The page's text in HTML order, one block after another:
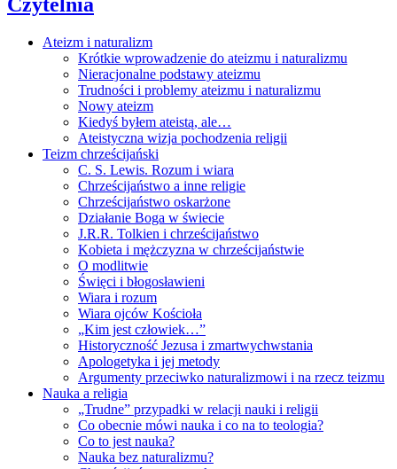
Ateizm i naturalizm
Krótkie wprowadzenie do ateizmu i naturalizmu
Nieracjonalne podstawy ateizmu
Trudności i problemy ateizmu i naturalizmu
Nowy ateizm
Kiedyś byłem ateistą, ale…
Ateistyczna wizja pochodzenia religii
Teizm chrześcijański
C. S. Lewis. Rozum i wiara
Chrześcijaństwo a inne religie
Chrześcijaństwo oskarżone
Działanie Boga w świecie
J.R.R. Tolkien i chrześcijaństwo
Kobieta i mężczyzna w chrześcijaństwie
O modlitwie
Święci i błogosławieni
Wiara i rozum
Wiara ojców Kościoła
„Kim jest człowiek…”
Historyczność Jezusa i zmartwychwstania
Apologetyka i jej metody
Argumenty przeciwko naturalizmowi i na rzecz teizmu
Nauka a religia
„Trudne” przypadki w relacji nauki i religii
Co obecnie mówi nauka i co na to teologia?
Co to jest nauka?
Nauka bez naturalizmu?